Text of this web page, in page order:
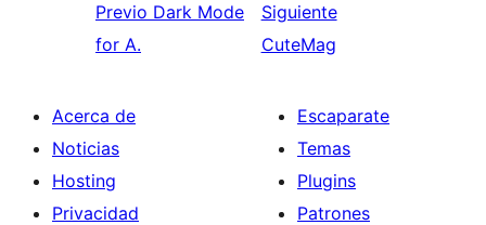
Previo Dark Mode
for A.
Siguiente
CuteMag
Acerca de
Noticias
Hosting
Privacidad
Escaparate
Temas
Plugins
Patrones